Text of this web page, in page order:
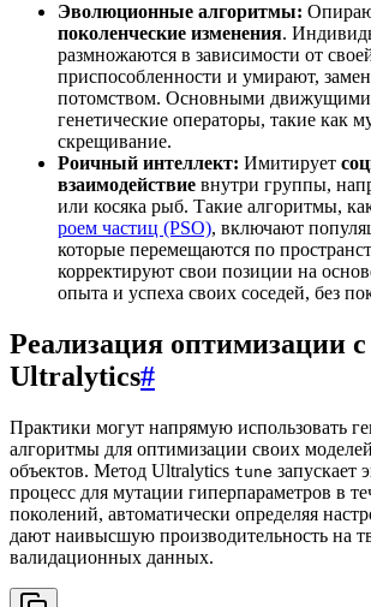
Эволюционные алгоритмы:
поколенческие изменения.
размножаются в зависимости от
приспособленности и умирают,
потомством. Основными движущими
генетические операторы, такие как
скрещивание.
Роичный интеллект: Имитирует
взаимодействие внутри группы,
или косяка рыб. Такие алгоритмы,
роем частиц (PSO), включают
которые перемещаются по
корректируют свои позиции на
опыта и успеха своих соседей, без
Реализация оптимизации
Ultralytics#
Практики могут напрямую использовать
алгоритмы для оптимизации своих
объектов. Метод Ultralytics tune запускает
процесс для мутации гиперпараметров в
поколений, автоматически определяя
дают наивысшую производительность на
валидационных данных.